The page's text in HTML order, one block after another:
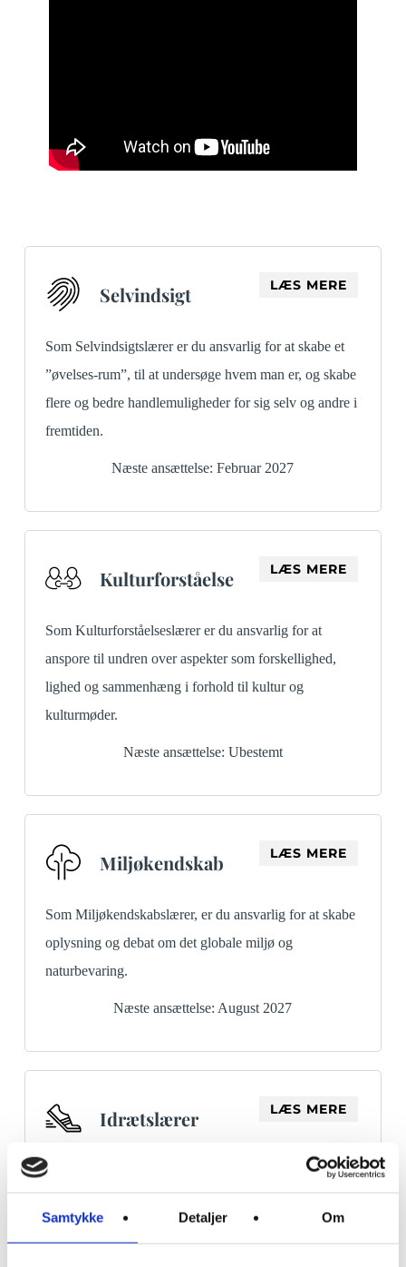
Samtykke Detaljer Om
Selvindsigt
Som Selvindsigtslærer er du ansvarlig for at skabe et
”øvelses-rum”, til at undersøge hvem man er, og skabe
flere og bedre handlemuligheder for sig selv og andre i
fremtiden.
Næste ansættelse: Februar 2027
LÆS MERE
Kulturforståelse
Som Kulturforståelseslærer er du ansvarlig for at
anspore til undren over aspekter som forskellighed,
lighed og sammenhæng i forhold til kultur og
kulturmøder.
Næste ansættelse: Ubestemt
LÆS MERE
Miljøkendskab
Som Miljøkendskabslærer, er du ansvarlig for at skabe
oplysning og debat om det globale miljø og
naturbevaring.
Næste ansættelse: August 2027
LÆS MERE
Idrætslærer
Som Idrætslærer er du ansvarlig for den obligatoriske
idrætsundervisning, samt frivillig idræt til de
morgenfriske elever.
LÆS MERE